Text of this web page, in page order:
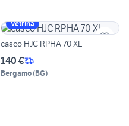
Vetrina
casco HJC RPHA 70 XL
140 €
Bergamo(BG)